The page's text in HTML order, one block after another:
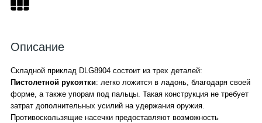
Описание
Складной приклад DLG8904 состоит из трех деталей:
Пистолетной рукоятки: легко ложится в ладонь, благодаря своей
форме, а также упорам под пальцы. Такая конструкция не требует
затрат дополнительных усилий на удержания оружия.
Противоскользящие насечки предоставляют возможность